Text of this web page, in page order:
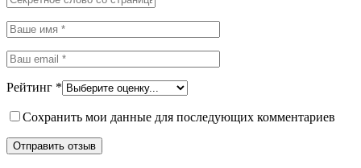
Рейтинг *
Сохранить мои данные для последующих комментариев